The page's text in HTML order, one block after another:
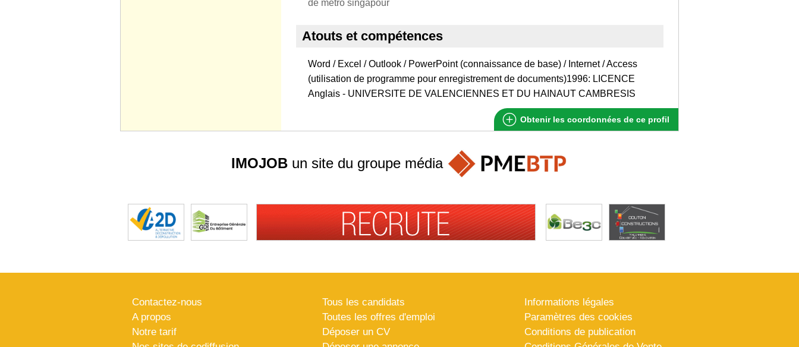
de métro singapour
Atouts et compétences
Word / Excel / Outlook / PowerPoint (connaissance de base) / Internet / Access
(utilisation de programme pour enregistrement de documents)1996: LICENCE
Anglais - UNIVERSITE DE VALENCIENNES ET DU HAINAUT CAMBRESIS
Obtenir les coordonnées de ce profil
IMOJOB un site du groupe média
Contactez-nous
A propos
Notre tarif
Tous les candidats
Toutes les offres d'emploi
Déposer un CV
Informations légales
Paramètres des cookies
Conditions de publication